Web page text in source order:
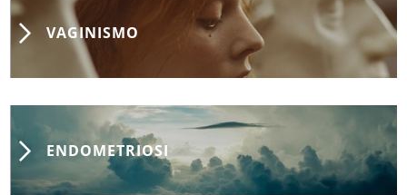
VAGINISMO
ENDOMETRIOSI